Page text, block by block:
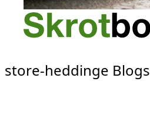
store-heddinge Blogs